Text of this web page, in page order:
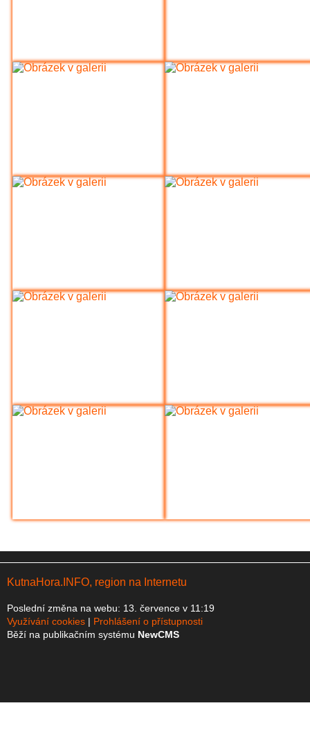
KutnaHora.INFO, region na Internetu
Poslední změna na webu: 13. července v 11:19
Využívání cookies
Prohlášení o přístupnosti
Běží na publikačním systému NewCMS